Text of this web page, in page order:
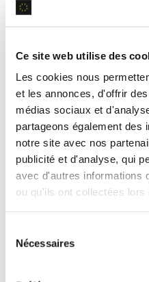
Ce site web utilise des
Les cookies nous
et les annonces, d'offrir
médias sociaux et
partageons également des
notre site avec nos
publicité et d'analyse, qui
avec d'autres informations
ou qu'ils ont collectées
Nécessaires
réduire le temps de
améliorant ainsi l’
classement SEO.
Optimisation SEO
L’outil d’optimisation SEO
contenu pour mieux
moteurs de recherche.
recommandations
clés et des
Exemple d’utilisation